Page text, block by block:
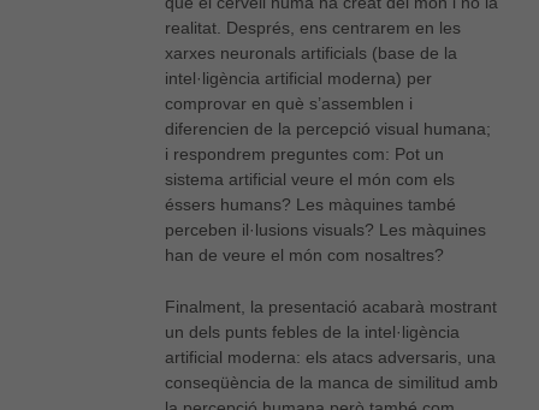
realitat. Després, ens centrarem en les
xarxes neuronals artificials (base de la
intel·ligència artificial moderna) per
comprovar en què s’assemblen i
diferencien de la percepció visual humana;
i respondrem preguntes com: Pot un
sistema artificial veure el món com els
éssers humans? Les màquines també
perceben il·lusions visuals? Les màquines
han de veure el món com nosaltres?
Finalment, la presentació acabarà mostrant
un dels punts febles de la intel·ligència
artificial moderna: els atacs adversaris, una
conseqüència de la manca de similitud amb